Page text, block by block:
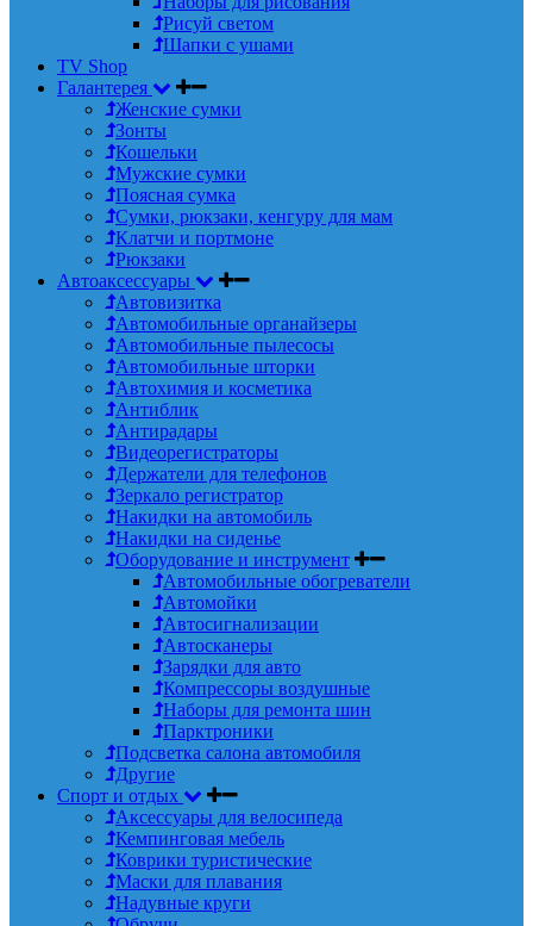
Рисуй светом
Шапки с ушами
TV Shop
Галантерея
Женские сумки
Зонты
Кошельки
Мужские сумки
Поясная сумка
Сумки, рюкзаки, кенгуру для мам
Клатчи и портмоне
Рюкзаки
Автоаксессуары
Автовизитка
Автомобильные органайзеры
Автомобильные пылесосы
Автомобильные шторки
Автохимия и косметика
Антиблик
Антирадары
Видеорегистраторы
Держатели для телефонов
Зеркало регистратор
Накидки на автомобиль
Накидки на сиденье
Оборудование и инструмент
Автомобильные обогреватели
Автомойки
Автосигнализации
Автосканеры
Зарядки для авто
Компрессоры воздушные
Наборы для ремонта шин
Парктроники
Подсветка салона автомобиля
Другие
Спорт и отдых
Аксессуары для велосипеда
Кемпинговая мебель
Коврики туристические
Маски для плавания
Надувные круги